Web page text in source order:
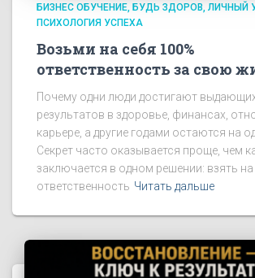
БИЗНЕС ОБУЧЕНИЕ БУДЬ ЗДОРОВ ЛИЧНЫЙ
ПСИХОЛОГИЯ УСПЕХА
Возьми на себя 100%
ответственность за свою
Почему одни люди достигают
результатов в здоровье, финансах,
карьере, а другие годами остаются на
Секрет часто оказывается проще, чем
заключается в одном решении: взять на
ответственность Читать дальше